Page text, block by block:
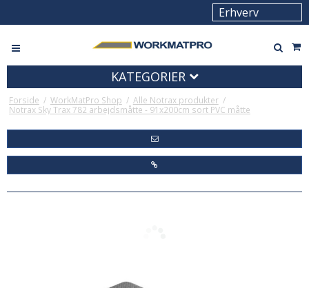
KATEGORIER
Forside / WorkMatPro Shop / Alle Notrax produkter /
Notrax Sky Trax 782 arbejdsmåtte - 91x200cm sort PVC måtte